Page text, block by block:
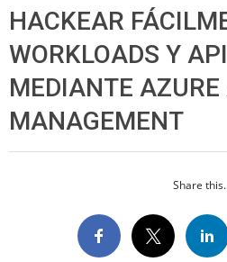
HACKEAR
WORKLOADS Y
MEDIANTE AZURE
MANAGEMENT
Share